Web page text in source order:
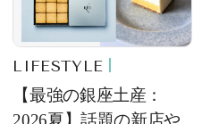
LIFESTYLE
【最強の銀座土産：
2026夏】話題の新店や